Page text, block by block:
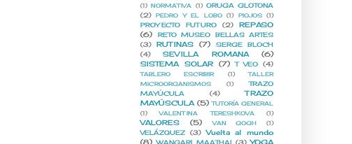
(1) NORMATIVA (1) ORUGA GLOTONA
(2)
PEDRO Y EL LOBO (1) PIOJOS (1)
PROYECTO FUTURO (2)
REPASO
(6)
RETO MUSEO BELLAS ARTES
(3)
RUTINAS (7)
SERGE BLOCH
(4)
SEVILLA ROMANA
(6)
SISTEMA SOLAR
(7) T VEO (4)
TABLERO ESCRIBIR (1)
TALLER
MICROORGANISMOS
(1)
TRAZO
MAYÚCULA
(4)
TRAZO
MAYÚSCULA (5) TUTORÍA GENERAL
(1)
VALENTINA TERESHKOVA (1)
VALORES (5) VAN GOGH (1)
VELÁZQUEZ (3)
Vuelta al mundo
(8) WANGARI MAATHAI (3) YOGA